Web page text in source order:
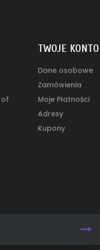
TWOJE KONTO
Dane osobowe
Zamówienia
Moje Płatności
Adresy
Kupony